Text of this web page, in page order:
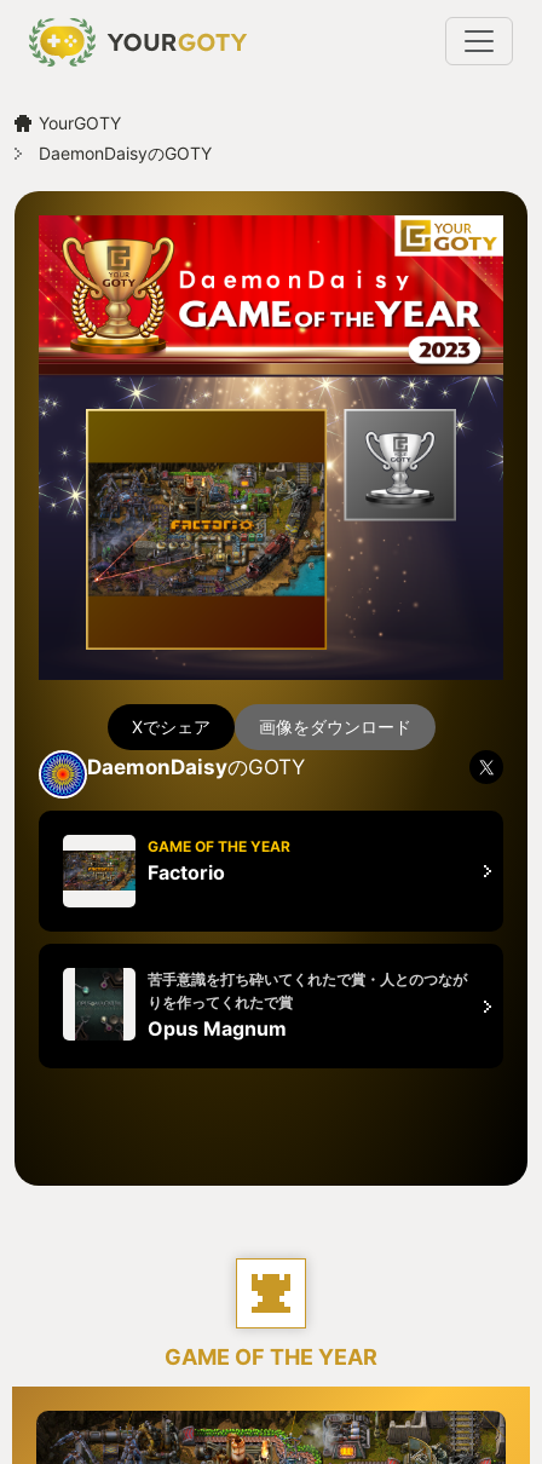
YourGOTY
DaemonDaisyのGOTY
Xでシェア 画像をダウンロード
DaemonDaisyのGOTY
GAME OF THE YEAR
Factorio
苦手意識を打ち砕いてくれたで賞・人とのつなが
りを作ってくれたで賞
Opus Magnum
GAME OF THE YEAR